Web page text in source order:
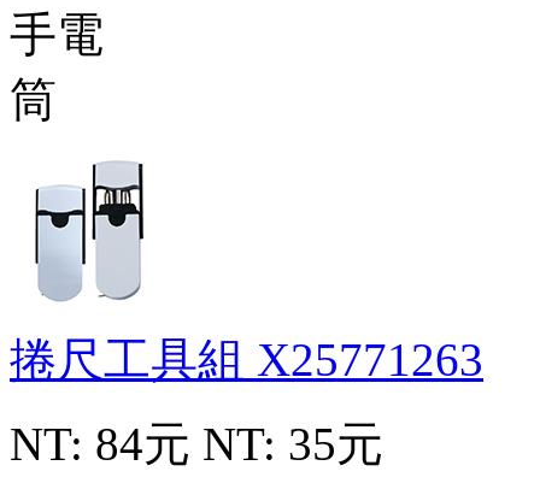
捲尺工具組 X25771263
NT: 84元 NT: 35元